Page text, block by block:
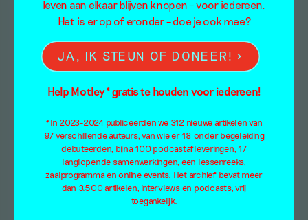
leven aan elkaar blijven knopen – voor iedereen.
Het is er op of eronder – doe je ook mee?
JA, IK STEUN OF DONEER!
Help Motley* gratis te houden voor iedereen!
*In 2023-2024 publiceerden we 312 nieuwe artikelen van
97 verschillende auteurs, van wie er 18 onder begeleiding
debuteerden, bijna 100 podcastafleveringen, 17
langlopende samenwerkingen, een lessenreeks,
zaalprogramma en online events. Het archief bevat meer
dan 3.500 artikelen, interviews en podcasts, vrij
toegankelijk.